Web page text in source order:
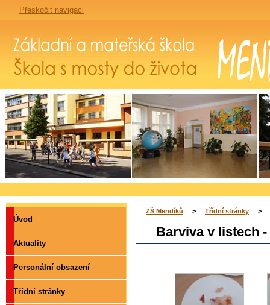
Přeskočit navigaci
Úvod
Aktuality
Personální obsazení
Třídní stránky
ZŠ Mendíků > Třídní stránky >
Barviva v listech